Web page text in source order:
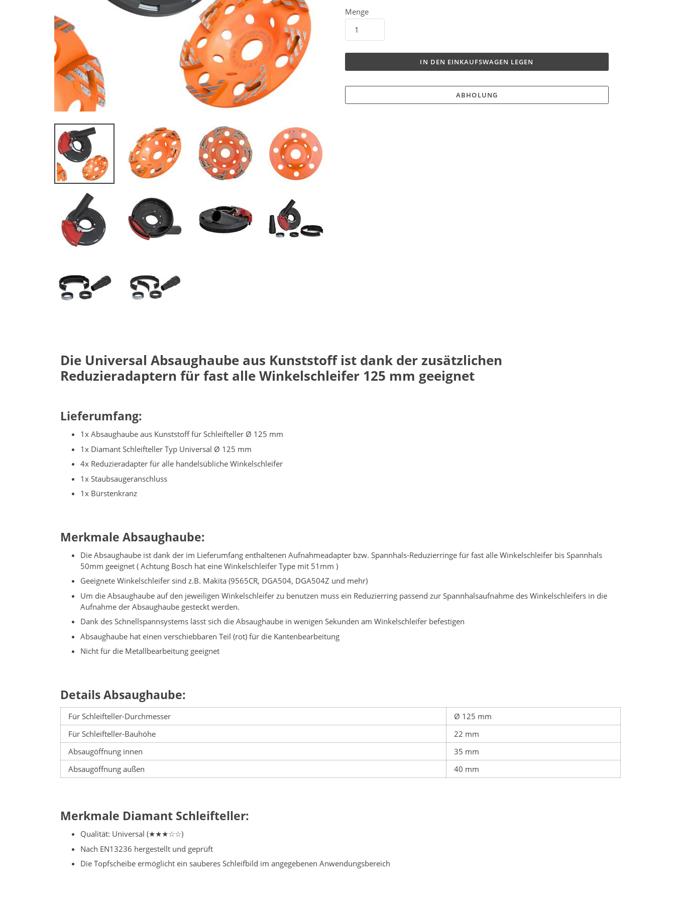
Menge
IN DEN EINKAUFSWAGEN LEGEN
ABHOLUNG
Die Universal Absaughaube aus Kunststoff ist dank der zusätzlichen
Reduzieradaptern für fast alle Winkelschleifer 125 mm geeignet
Lieferumfang:
1x Absaughaube aus Kunststoff für Schleifteller Ø 125 mm
1x Diamant Schleifteller Typ Universal Ø 125 mm
4x Reduzieradapter für alle handelsübliche Winkelschleifer
1x Staubsaugeranschluss
1x Bürstenkranz
Merkmale Absaughaube:
Die Absaughaube ist dank der im Lieferumfang enthaltenen Aufnahmeadapter bzw. Spannhals-Reduzierringe für fast alle Winkelschleifer bis Spannhals
50mm geeignet ( Achtung Bosch hat eine Winkelschleifer Type mit 51mm )
Geeignete Winkelschleifer sind z.B. Makita (9565CR, DGA504, DGA504Z und mehr)
Um die Absaughaube auf den jeweiligen Winkelschleifer zu benutzen muss ein Reduzierring passend zur Spannhalsaufnahme des Winkelschleifers in die
Aufnahme der Absaughaube gesteckt werden.
Dank des Schnellspannsystems lässt sich die Absaughaube in wenigen Sekunden am Winkelschleifer befestigen
Absaughaube hat einen verschiebbaren Teil (rot) für die Kantenbearbeitung
Nicht für die Metallbearbeitung geeignet
Details Absaughaube:
Für Schleifteller-Durchmesser
Ø 125 mm
Für Schleifteller-Bauhöhe
22 mm
Absaugöffnung innen
35 mm
Absaugöffnung außen
40 mm
Merkmale Diamant Schleifteller:
Qualität: Universal (★★★☆☆)
Nach EN13236 hergestellt und geprüft
Die Topfscheibe ermöglicht ein sauberes Schleifbild im angegebenen Anwendungsbereich